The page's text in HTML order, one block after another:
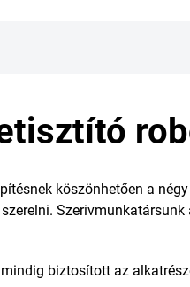
köszönhetően a
Szerivmunkatársunk
biztosított az